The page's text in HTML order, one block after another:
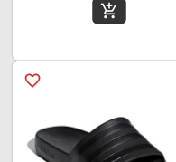
add_shopping_cart
favorite_border